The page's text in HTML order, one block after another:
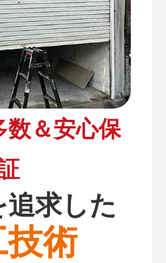
数＆安心保
求した
術